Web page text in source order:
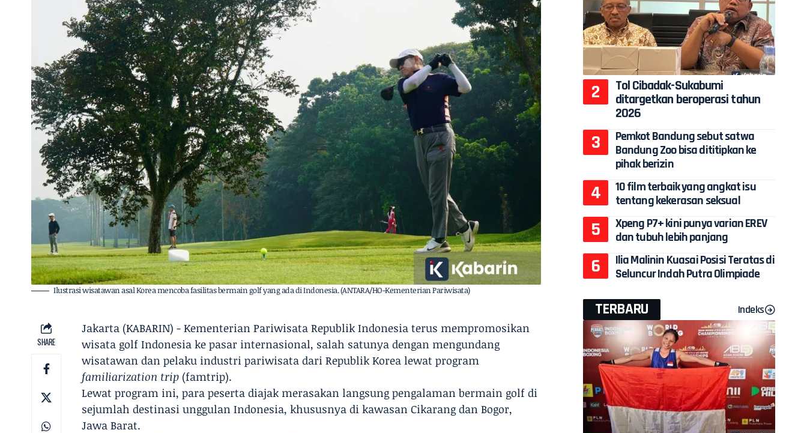
Ilustrasi wisatawan asal Korea mencoba fasilitas bermain golf yang ada di Indonesia. (ANTARA/HO-Kementerian Pariwisata)
SHARE
Jakarta (KABARIN) - Kementerian Pariwisata Republik Indonesia terus mempromosikan
wisata golf Indonesia ke pasar internasional, salah satunya dengan mengundang
wisatawan dan pelaku industri pariwisata dari Republik Korea lewat program
familiarization trip (famtrip).
Lewat program ini, para peserta diajak merasakan langsung pengalaman bermain golf di
sejumlah destinasi unggulan Indonesia, khususnya di kawasan Cikarang dan Bogor,
Jawa Barat.
Tol Cibadak-Sukabumi
ditargetkan beroperasi tahun
2026
Pemkot Bandung sebut satwa
Bandung Zoo bisa dititipkan ke
pihak berizin
10 film terbaik yang angkat isu
tentang kekerasan seksual
Xpeng P7+ kini punya varian EREV
dan tubuh lebih panjang
Ilia Malinin Kuasai Posisi Teratas di
Seluncur Indah Putra Olimpiade
TERBARU Indeks